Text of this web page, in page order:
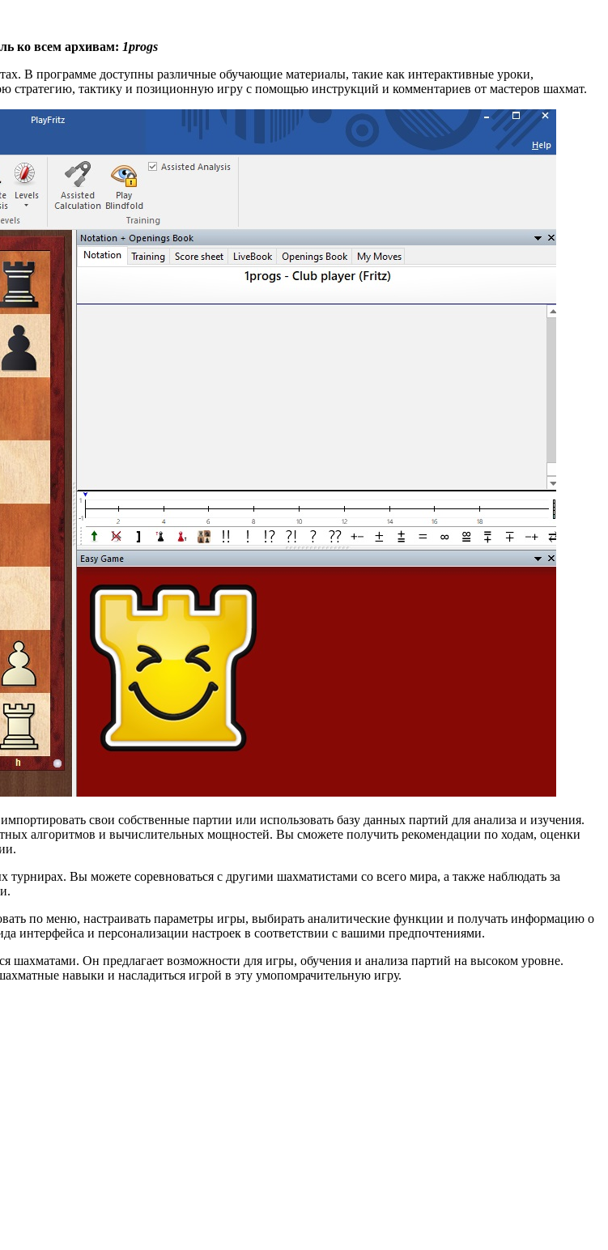
ко всем архивам: 1progs
В программе доступны различные обучающие материалы, такие как интерактивные уроки,
тактику и позиционную игру с помощью инструкций и комментариев от мастеров шахмат.
свои собственные партии или использовать базу данных партий для анализа и изучения.
алгоритмов и вычислительных мощностей. Вы сможете получить рекомендации по ходам, оценки
Вы можете соревноваться с другими шахматистами со всего мира, а также наблюдать за
по меню, настраивать параметры игры, выбирать аналитические функции и получать информацию о
интерфейса и персонализации настроек в соответствии с вашими предпочтениями.
Он предлагает возможности для игры, обучения и анализа партий на высоком уровне.
навыки и насладиться игрой в эту умопомрачительную игру.